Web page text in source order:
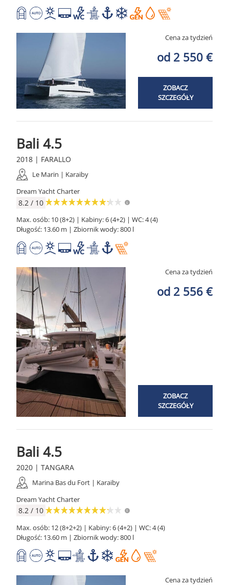
Cena za tydzień
od 2 550 €
ZOBACZ
SZCZEGÓŁY
Bali 4.5
2018 | FARALLO
Le Marin | Karaiby
Dream Yacht Charter
8.2 / 10
Max. osób: 10 (8+2) | Kabiny: 6 (4+2) | WC: 4 (4)
Długość: 13.60 m | Zbiornik wody: 800 l
Cena za tydzień
od 2 556 €
ZOBACZ
SZCZEGÓŁY
Bali 4.5
2020 | TANGARA
Marina Bas du Fort | Karaiby
Dream Yacht Charter
8.2 / 10
Max. osób: 12 (8+2+2) | Kabiny: 6 (4+2) | WC: 4 (4)
Długość: 13.60 m | Zbiornik wody: 800 l
Cena za tydzień